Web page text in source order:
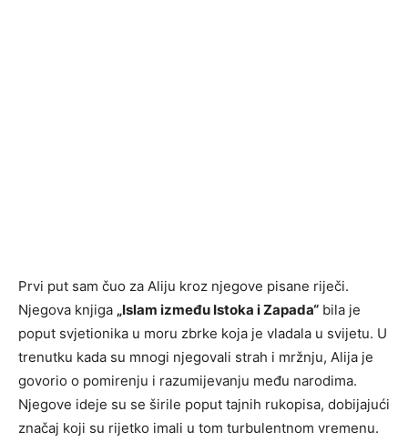
Prvi put sam čuo za Aliju kroz njegove pisane riječi.
Njegova knjiga „Islam između Istoka i Zapada“ bila je
poput svjetionika u moru zbrke koja je vladala u svijetu. U
trenutku kada su mnogi njegovali strah i mržnju, Alija je
govorio o pomirenju i razumijevanju među narodima.
Njegove ideje su se širile poput tajnih rukopisa, dobijajući
značaj koji su rijetko imali u tom turbulentnom vremenu.